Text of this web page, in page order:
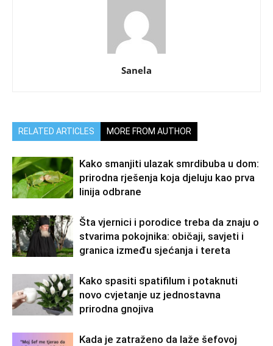
Sanela
RELATED ARTICLES MORE FROM AUTHOR
Kako smanjiti ulazak smrdibuba u dom:
prirodna rješenja koja djeluju kao prva
linija odbrane
Šta vjernici i porodice treba da znaju o
stvarima pokojnika: običaji, savjeti i
granica između sjećanja i tereta
Kako spasiti spatifilum i potaknuti
novo cvjetanje uz jednostavna
prirodna gnojiva
Kada je zatraženo da laže šefovoj